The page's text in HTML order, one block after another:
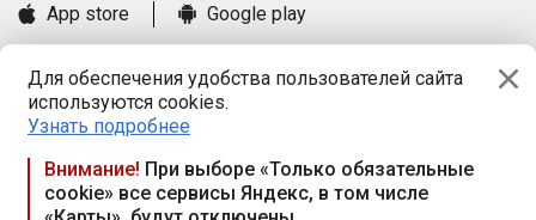
Для обеспечения удобства пользователей сайта
используются cookies.
Узнать подробнее
Внимание! При выборе «Только обязательные
cookie» все сервисы Яндекс, в том числе
App store
Google play
Книга замечаний и предложений
Правила и документы
Praca.by © 2000—2026, ООО «ПРАЦА БАЙ»
Республика Беларусь, 220114, г. Минск, пр-т Независимости
117а, пом. № 9.